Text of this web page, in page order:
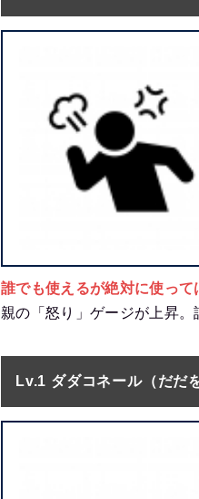
誰でも使えるが絶対に使って
親の「怒り」ゲージが上昇。
Lv.1 ダダコネール（だだ